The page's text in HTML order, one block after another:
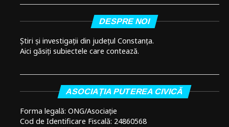
DESPRE NOI
Știri și investigații din județul Constanța.
Aici găsiți subiectele care contează.
ASOCIAȚIA PUTEREA CIVICĂ
Forma legală: ONG/Asociație
Cod de Identificare Fiscală: 24860568